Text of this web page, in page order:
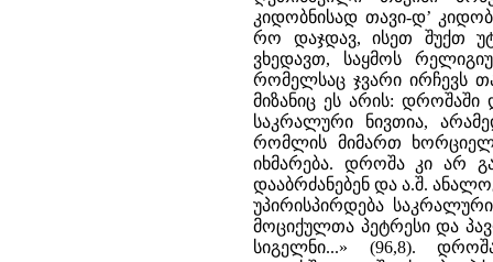
კიდობნისად თავი-დ’
რო დაჯდავ, ისეთ შუქთ
ვხედავთ, საყმოს
რომელსაც ჯვარი ირჩევს
მიზანიც ეს არის:
საკრალური ნივთია,
რომლის მიმართ
იხმარება. დროშა კი არ
დააბრძანებენ და ა.შ.
უპირისპირდება
მოციქულთა პეტრესი და
სიგელნი...» (96,8).